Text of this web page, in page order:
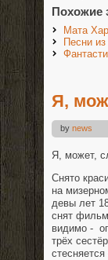
Похожие
Мата
Песни
Я,
by news
Я, может,
Снято
на
девы лет
снят
видимо -
трёх